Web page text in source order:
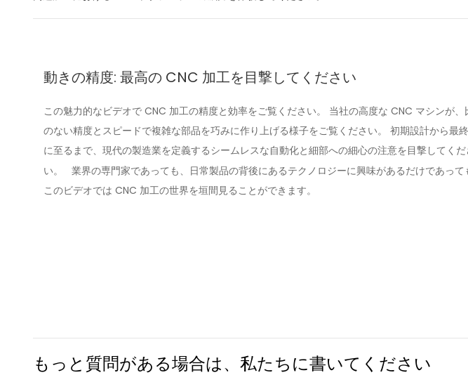
動きの精度: 最高の CNC 加工を目撃してください
この魅力的なビデオで CNC 加工の精度と効率をご覧ください。 当社の高度な CNC マシンが、
のない精度とスピードで複雑な部品を巧みに作り上げる様子をご覧ください。 初期設計から最
に至るまで、現代の製造業を定義するシームレスな自動化と細部への細心の注意を目撃してくだ
い。
業界の専門家であっても、日常製品の背後にあるテクノロジーに興味があるだけであって
このビデオでは CNC 加工の世界を垣間見ることができます。
もっと質問がある場合は、私たちに書いてください